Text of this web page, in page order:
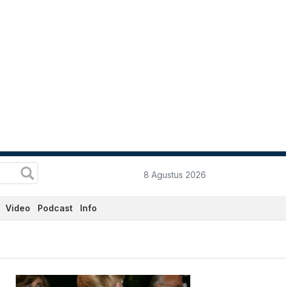
8 Agustus 2026
Video Podcast Info